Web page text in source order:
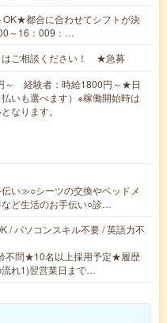
都合に合わせてシフトが決
～16：009：…
はご相談ください！ ★急募
～ 経験者：時給1800円～★日
いも選べます）※稼働開始時は
なります。
い≫○シーツの交換やベッドメ
ど生活のお手伝い○診…
/ パソコンスキル不要 / 英語力不
不問★10名以上採用予定★履歴
れ1)翌営業日まで…